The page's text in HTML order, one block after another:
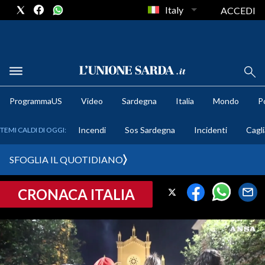
METEO
CRONACA SARDEGNA
PROVINCIA DI CAGLIARI
SULCIS IGLESIENTE
Italy ACCEDI
ProgrammaUS Video Sardegna Italia Mondo
TEMI CALDI DI OGGI: Incendi Sos Sardegna Incidenti
SFOGLIA IL QUOTIDIANO
CRONACA ITALIA